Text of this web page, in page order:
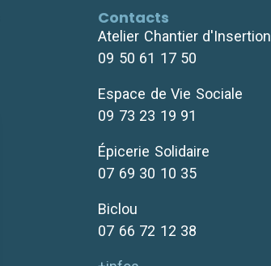
Contacts
Atelier Chantier d'Insertion
09 50 61 17 50
Espace de Vie Sociale
09 73 23 19 91
Épicerie Solidaire
07 69 30 10 35
Biclou
07 66 72 12 38